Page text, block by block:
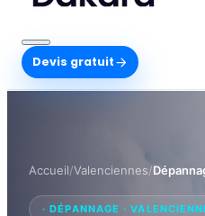
Devis gratuit
Accueil/Valenciennes/
· DÉPANNAGE ·